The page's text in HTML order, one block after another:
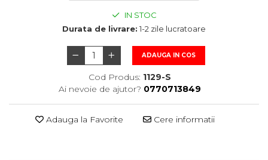
IN STOC
Durata de livrare: 1-2 zile lucratoare
ADAUGA IN COS
Cod Produs: 1129-S
Ai nevoie de ajutor? 0770713849
Adauga la Favorite Cere informatii